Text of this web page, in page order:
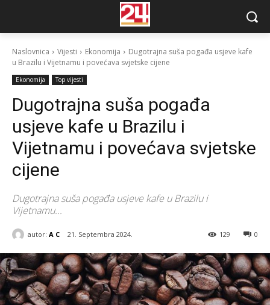
Naslovnica Vijesti Ekonomija
Dugotrajna suša pogađa usjeve kafe
u Brazilu i Vijetnamu i povećava svjetske cijene
Ekonomija Top vijesti
Dugotrajna suša pogađa
usjeve kafe u Brazilu i
Vijetnamu i povećava svjetske
cijene
Dugotrajna suša pogađa usjeve kafe u Brazilu i
Vijetnamu...
autor: A C 21. Septembra 2024. 0
129